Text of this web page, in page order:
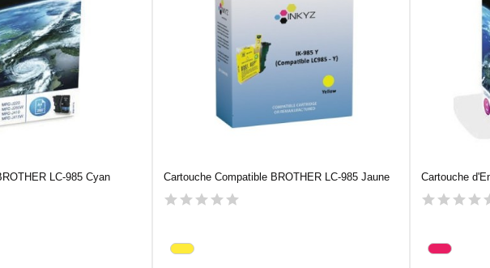
LC-985 Cyan Cartouche Compatible BROTHER LC-985 Jaune Cartouche